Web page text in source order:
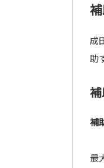
成
助
補
最